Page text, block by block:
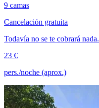
9 camas
Cancelación gratuita
Todavía no se te cobrará nada.
23 €
pers./noche (aprox.)